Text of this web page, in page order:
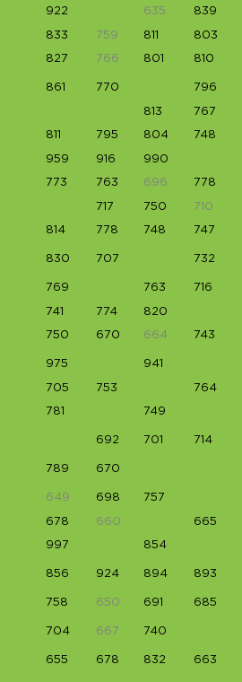
922 635 839
833 759 811 803
827 766 801 810
861 770 796
813 767
811 795 804 748
959 916 990
773 763 696 778
717 750 710
814 778 748 747
830 707 732
769 763 716
741 774 820
750 670 664 743
975 941
705 753 764
781 749
692 701 714
789 670
649 698 757
678 660 665
997 854
856 924 894 893
758 650 691 685
704 667 740
655 678 832 663